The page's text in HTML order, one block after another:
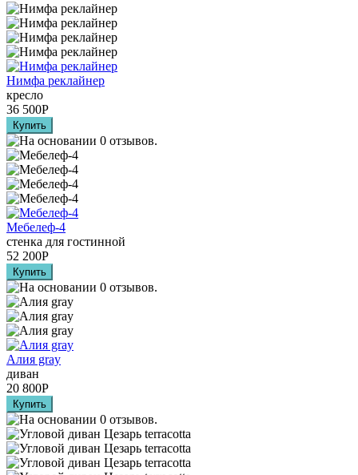
Нимфа реклайнер
кресло
36 500Р
Мебелеф-4
стенка для гостинной
52 200Р
Алия grаy
диван
20 800Р